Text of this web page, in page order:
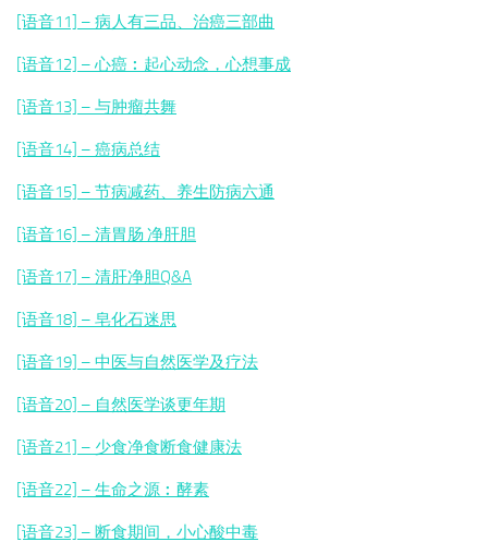
[语音11] – 病人有三品、治癌三部曲
[语音12] – 心癌︰起心动念，心想事成
[语音13] – 与肿瘤共舞
[语音14] – 癌病总结
[语音15] – 节病减药、养生防病六通
[语音16] – 清胃肠 净肝胆
[语音17] – 清肝净胆Q&A
[语音18] – 皂化石迷思
[语音19] – 中医与自然医学及疗法
[语音20] – 自然医学谈更年期
[语音21] – 少食净食断食健康法
[语音22] – 生命之源︰酵素
[语音23] – 断食期间，小心酸中毒